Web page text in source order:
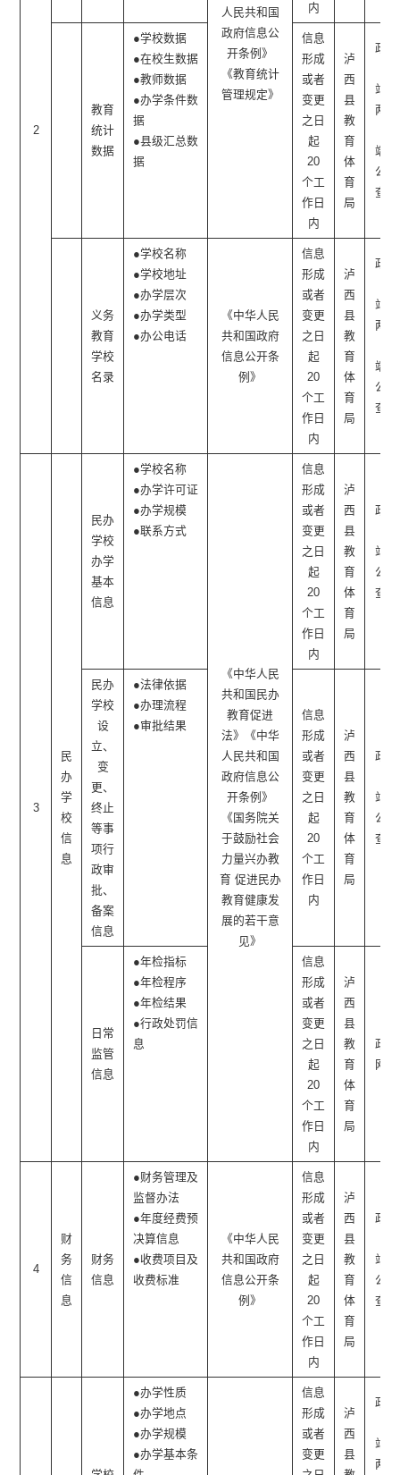
2
人民共和国
政府信息公
开条例》
《教育统计
管理规定》
内
教育
统计
数据
●学校数据
●在校生数据
●教师数据
●办学条件数
据
●县级汇总数
据
信息
形成
或者
变更
之日
起
20
个工
作日
内
泸
西
县
教
育
体
育
局
政府
站、
两微
端、
公开
查阅
义务
教育
学校
名录
●学校名称
●学校地址
●办学层次
●办学类型
●办公电话
《中华人民
共和国政府
信息公开条
例》
信息
形成
或者
变更
之日
起
20
个工
作日
内
泸
西
县
教
育
体
育
局
政府
站、
两微
端、
公开
查阅
3
民
办
学
校
信
息
民办
学校
办学
基本
信息
●学校名称
●办学许可证
●办学规模
●联系方式
《中华人民
共和国民办
教育促进
法》《中华
人民共和国
政府信息公
开条例》
《国务院关
于鼓励社会
力量兴办教
育 促进民办
教育健康发
展的若干意
见》
信息
形成
或者
变更
之日
起
20
个工
作日
内
泸
西
县
教
育
体
育
局
政府
站、
公开
查阅
民办
学校
设
立、
变
更、
终止
等事
项行
政审
批、
备案
信息
●法律依据
●办理流程
●审批结果
信息
形成
或者
变更
之日
起
20
个工
作日
内
泸
西
县
教
育
体
育
局
政府
站、
公开
查阅
日常
监管
信息
●年检指标
●年检程序
●年检结果
●行政处罚信
息
信息
形成
或者
变更
之日
起
20
个工
作日
内
泸
西
县
教
育
体
育
局
政府
网站
4
财
务
信
息
财务
信息
●财务管理及
监督办法
●年度经费预
决算信息
●收费项目及
收费标准
《中华人民
共和国政府
信息公开条
例》
信息
形成
或者
变更
之日
起
20
个工
作日
内
泸
西
县
教
育
体
育
局
政府
站、
公开
查阅
●办学性质
●办学地点
●办学规模
●办学基本条
信息
形成
或者
变更
泸
西
县
政府
站、
两微